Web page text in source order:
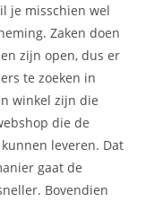
je misschien wel
Zaken doen
zijn open, dus er
te zoeken in
winkel zijn die
die de
leveren. Dat
gaat de
Bovendien